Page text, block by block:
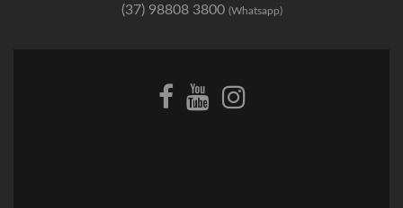
(37) 98808 3800 (Whatsapp)